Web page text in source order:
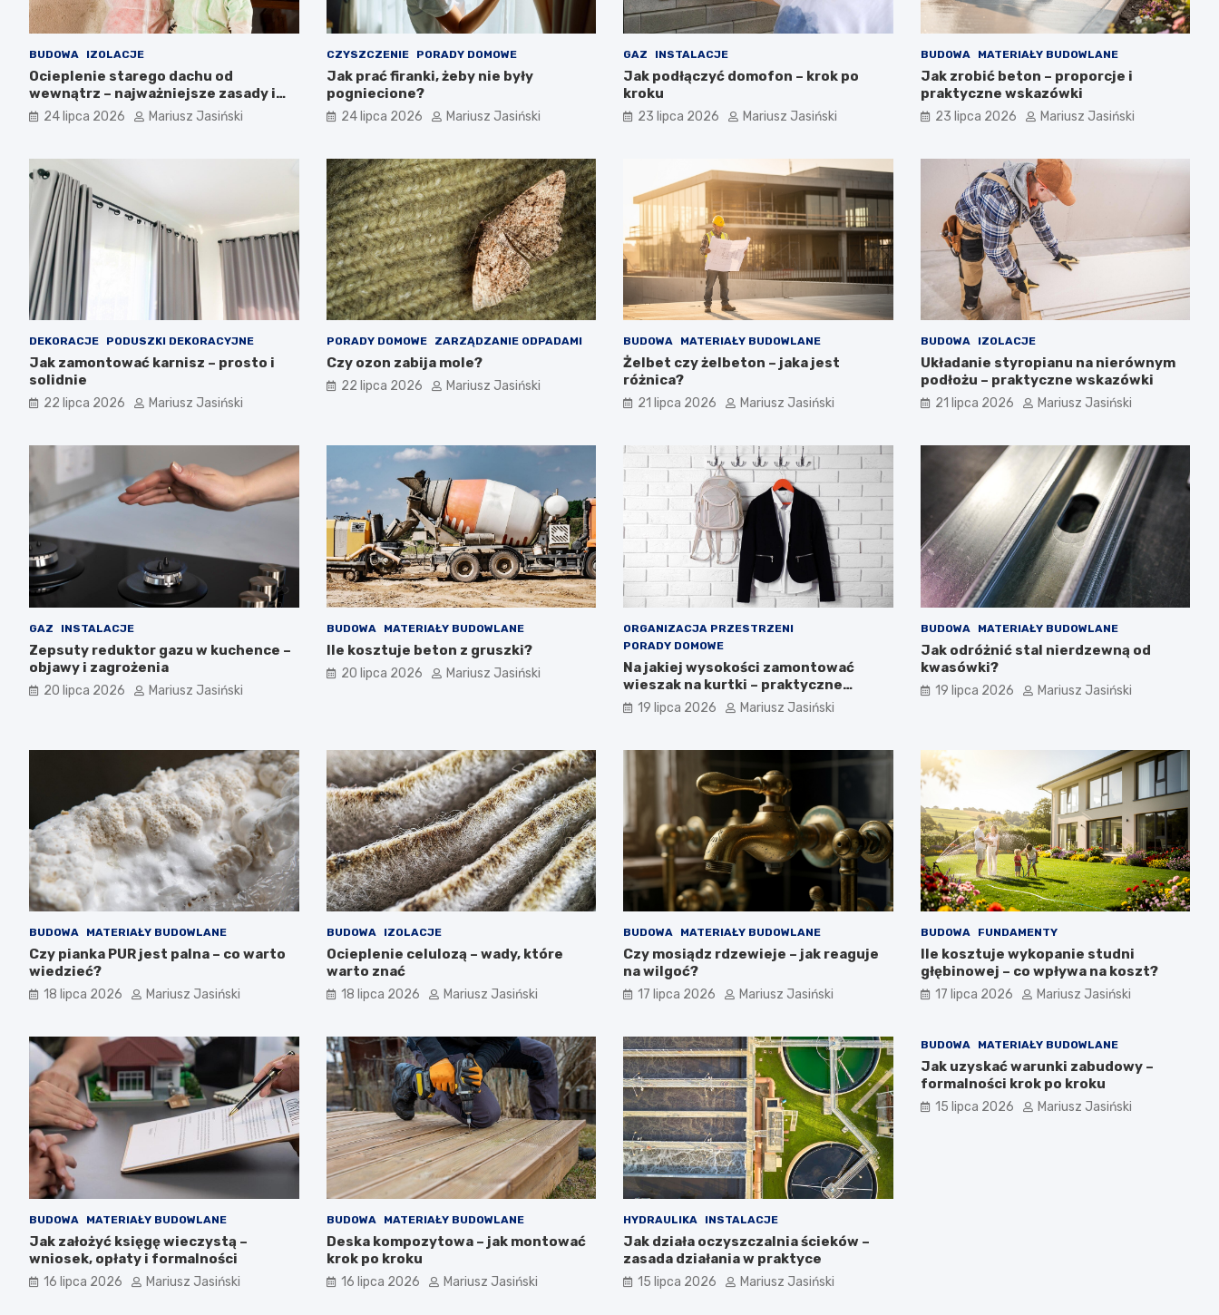
BUDOWA IZOLACJE
Ocieplenie starego dachu od
wewnątrz – najważniejsze zasady i
błędy
24 lipca 2026 Mariusz Jasiński
CZYSZCZENIE PORADY DOMOWE
Jak prać firanki, żeby nie były
pogniecione?
24 lipca 2026 Mariusz Jasiński
GAZ INSTALACJE
Jak podłączyć domofon – krok po
kroku
23 lipca 2026 Mariusz Jasiński
BUDOWA MATERIAŁY BUDOWLANE
Jak zrobić beton – proporcje i
praktyczne wskazówki
23 lipca 2026 Mariusz Jasiński
DEKORACJE PODUSZKI DEKORACYJNE
Jak zamontować karnisz – prosto i
solidnie
22 lipca 2026 Mariusz Jasiński
PORADY DOMOWE ZARZĄDZANIE ODPADAMI
Czy ozon zabija mole?
22 lipca 2026 Mariusz Jasiński
BUDOWA MATERIAŁY BUDOWLANE
Żelbet czy żelbeton – jaka jest
różnica?
21 lipca 2026 Mariusz Jasiński
BUDOWA IZOLACJE
Układanie styropianu na nierównym
podłożu – praktyczne wskazówki
21 lipca 2026 Mariusz Jasiński
GAZ INSTALACJE
Zepsuty reduktor gazu w kuchence –
objawy i zagrożenia
20 lipca 2026 Mariusz Jasiński
BUDOWA MATERIAŁY BUDOWLANE
Ile kosztuje beton z gruszki?
20 lipca 2026 Mariusz Jasiński
ORGANIZACJA PRZESTRZENI
PORADY DOMOWE
Na jakiej wysokości zamontować
wieszak na kurtki – praktyczne
wskazówki
19 lipca 2026 Mariusz Jasiński
BUDOWA MATERIAŁY BUDOWLANE
Jak odróżnić stal nierdzewną od
kwasówki?
19 lipca 2026 Mariusz Jasiński
BUDOWA MATERIAŁY BUDOWLANE
Czy pianka PUR jest palna – co warto
wiedzieć?
18 lipca 2026 Mariusz Jasiński
BUDOWA IZOLACJE
Ocieplenie celulozą – wady, które
warto znać
18 lipca 2026 Mariusz Jasiński
BUDOWA MATERIAŁY BUDOWLANE
Czy mosiądz rdzewieje – jak reaguje
na wilgoć?
17 lipca 2026 Mariusz Jasiński
BUDOWA FUNDAMENTY
Ile kosztuje wykopanie studni
głębinowej – co wpływa na koszt?
17 lipca 2026 Mariusz Jasiński
BUDOWA MATERIAŁY BUDOWLANE
Jak założyć księgę wieczystą –
wniosek, opłaty i formalności
16 lipca 2026 Mariusz Jasiński
BUDOWA MATERIAŁY BUDOWLANE
Deska kompozytowa – jak montować
krok po kroku
16 lipca 2026 Mariusz Jasiński
HYDRAULIKA INSTALACJE
Jak działa oczyszczalnia ścieków –
zasada działania w praktyce
15 lipca 2026 Mariusz Jasiński
BUDOWA MATERIAŁY BUDOWLANE
Jak uzyskać warunki zabudowy –
formalności krok po kroku
15 lipca 2026 Mariusz Jasiński